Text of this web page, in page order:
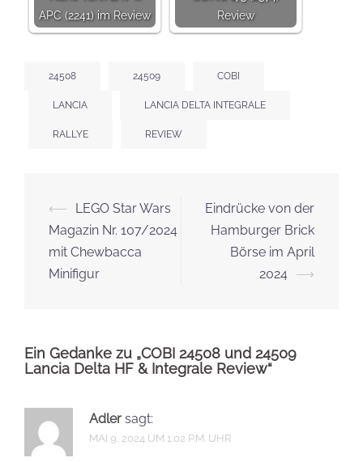
APC (2241) im Review
Review
24508 24509 COBI
LANCIA LANCIA DELTA INTEGRALE
RALLYE REVIEW
Beitrags-
Navigation
⟵
LEGO Star Wars
Magazin Nr. 107/2024
mit Chewbacca
Minifigur
Eindrücke von der
Hamburger Brick
Börse im April
2024 ⟶
Ein Gedanke zu „COBI 24508 und 24509
Lancia Delta HF & Integrale Review“
Adler sagt:
MAI 9, 2024 UM 1:02 P.M. UHR